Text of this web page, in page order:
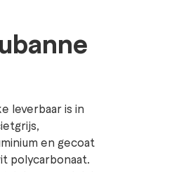
leverbaar is in
en gecoat
polycarbonaat.